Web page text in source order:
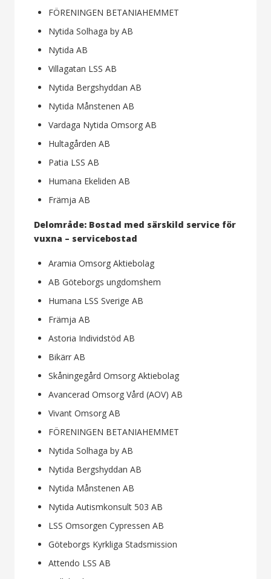
FÖRENINGEN BETANIAHEMMET
Nytida Solhaga by AB
Nytida AB
Villagatan LSS AB
Nytida Bergshyddan AB
Nytida Månstenen AB
Vardaga Nytida Omsorg AB
Hultagården AB
Patia LSS AB
Humana Ekeliden AB
Främja AB
Delområde: Bostad med särskild service för
vuxna – servicebostad
Aramia Omsorg Aktiebolag
AB Göteborgs ungdomshem
Humana LSS Sverige AB
Främja AB
Astoria Individstöd AB
Bikärr AB
Skåningegård Omsorg Aktiebolag
Avancerad Omsorg Vård (AOV) AB
Vivant Omsorg AB
FÖRENINGEN BETANIAHEMMET
Nytida Solhaga by AB
Nytida Bergshyddan AB
Nytida Månstenen AB
Nytida Autismkonsult 503 AB
LSS Omsorgen Cypressen AB
Göteborgs Kyrkliga Stadsmission
Attendo LSS AB